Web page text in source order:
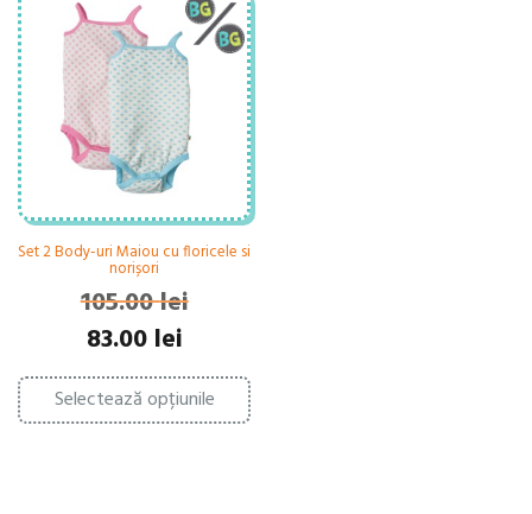
Set 2 Body-uri Maiou cu floricele si
norișori
105.00lei
Prețul
inițial
a
fost:
105.00 lei.
83.00 leiPrețul
curent
este:
83.00 lei.
Selectează opțiunile
Acest
produs
are